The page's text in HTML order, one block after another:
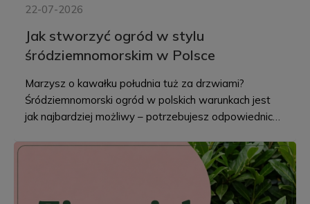
22-07-2026
Jak stworzyć ogród w stylu
śródziemnomorskim w Polsce
Marzysz o kawałku południa tuż za drzwiami?
Śródziemnomorski ogród w polskich warunkach jest
jak najbardziej możliwy – potrzebujesz odpowiednich
znajdziesz wszystko, co trzeba wiedzieć, żeby
zaaranżować ogród pełen lawendy, ziół i ciepłego